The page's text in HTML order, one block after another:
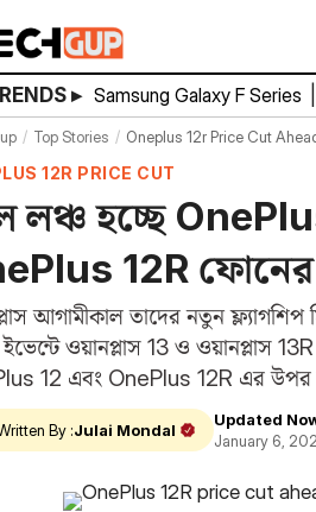
▸ Samsung Galaxy F Series
Top Stories Oneplus 12r Price Cut
12R PRICE CUT
লঞ্চ হচ্ছে
12R ফোনের
আগামীকাল তাদের নতুন
ওয়ানপ্লাস 13 ও ওয়ানপ্লাস
12 এবং OnePlus 12R এর উপর
By :Julai Mondal
Updated
January 6,